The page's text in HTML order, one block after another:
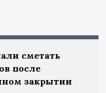
сметать
после
закрытии